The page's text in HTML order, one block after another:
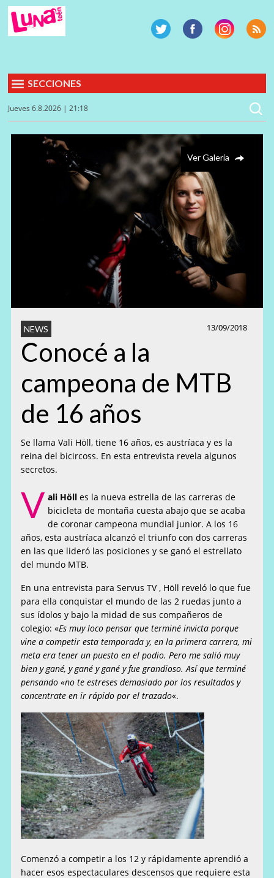
SECCIONES
Jueves 6.8.2026 | 21:18
Ver Galería
13/09/2018
NEWS
Conocé a la
campeona de MTB
de 16 años
Se llama Vali Höll, tiene 16 años, es austríaca y es la
reina del bicircoss. En esta entrevista revela algunos
secretos.
V ali Höll es la nueva estrella de las carreras de
bicicleta de montaña cuesta abajo que se acaba
de coronar campeona mundial junior. A los 16
años, esta austríaca alcanzó el triunfo con dos carreras
en las que lideró las posiciones y se ganó el estrellato
del mundo MTB.
En una entrevista para Servus TV , Höll reveló lo que fue
para ella conquistar el mundo de las 2 ruedas junto a
sus ídolos y bajo la midad de sus compañeros de
colegio: «Es muy loco pensar que terminé invicta porque
vine a competir esta temporada y, en la primera carrera, mi
meta era tener un puesto en el podio. Pero me salió muy
bien y gané, y gané y gané y fue grandioso. Así que terminé
pensando «no te estreses demasiado por los resultados y
concentrate en ir rápido por el trazado«.
Comenzó a competir a los 12 y rápidamente aprendió a
hacer esos espectaculares descensos que requiere esta